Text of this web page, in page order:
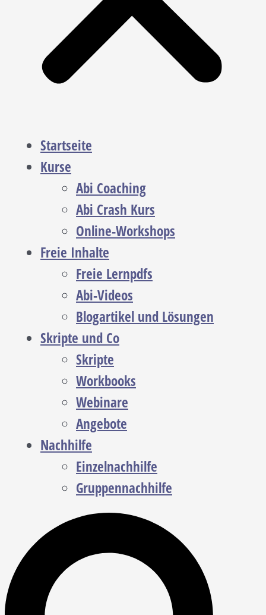
Startseite
Kurse
Abi Coaching
Abi Crash Kurs
Online-Workshops
Freie Inhalte
Freie Lernpdfs
Abi-Videos
Blogartikel und Lösungen
Skripte und Co
Skripte
Workbooks
Webinare
Angebote
Nachhilfe
Einzelnachhilfe
Gruppennachhilfe